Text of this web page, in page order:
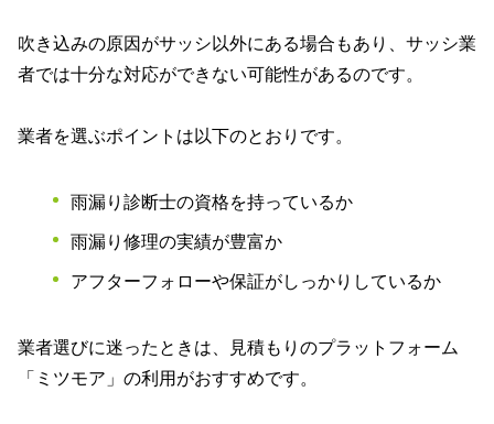
吹き込みの原因がサッシ以外にある場合もあり、サッシ業
者では十分な対応ができない可能性があるのです。
業者を選ぶポイントは以下のとおりです。
雨漏り診断士の資格を持っているか
雨漏り修理の実績が豊富か
アフターフォローや保証がしっかりしているか
業者選びに迷ったときは、見積もりのプラットフォーム
「ミツモア」の利用がおすすめです。